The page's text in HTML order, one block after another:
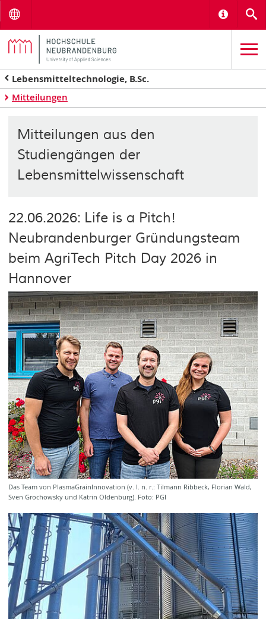
Lebensmitteltechnologie, B.Sc.
Mitteilungen
Mitteilungen aus den
Studiengängen der
Lebensmittelwissenschaft
22.06.2026: Life is a Pitch!
Neubrandenburger Gründungsteam
beim AgriTech Pitch Day 2026 in
Hannover
Das Team von PlasmaGrainInnovation (v. l. n. r.: Tilmann Ribbeck, Florian Wald,
Sven Grochowsky und Katrin Oldenburg). Foto: PGI